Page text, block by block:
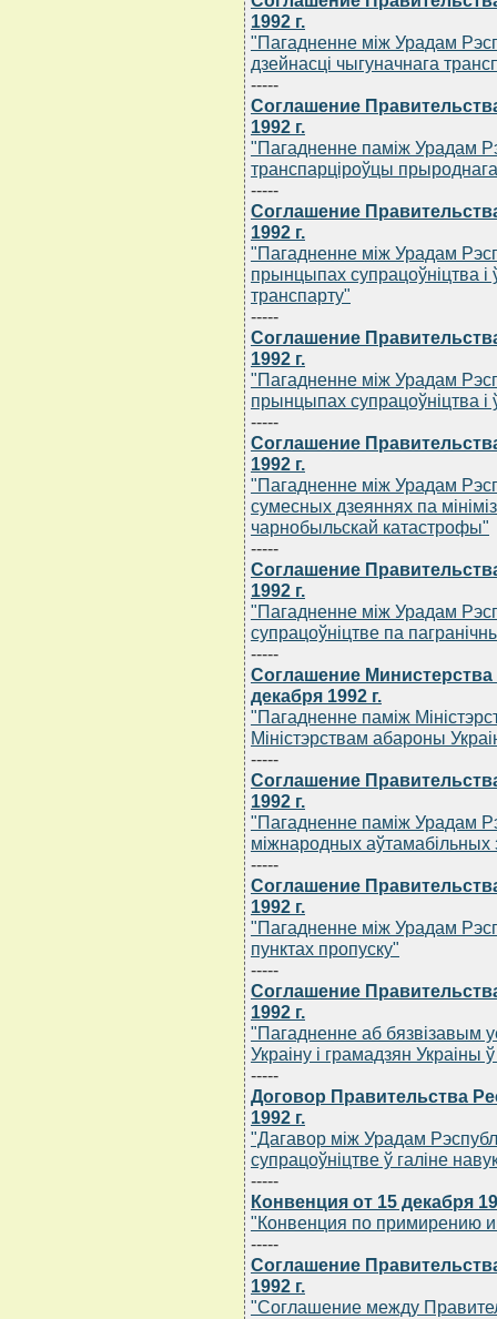
1992 г.
"Пагадненне мiж Урадам
дзейнасцi чыгуначнага
-----
Соглашение
1992 г.
"Пагадненне памiж Урадам
транспарцiроўцы прыроднага
-----
Соглашение
1992 г.
"Пагадненне мiж Урадам
прынцыпах супрацоўнiцтва i
транспарту"
-----
Соглашение
1992 г.
"Пагадненне мiж Урадам
прынцыпах супрацоўнiцтва i
-----
Соглашение
1992 г.
"Пагадненне мiж Урадам
сумесных дзеяннях па
чарнобыльскай катастрофы"
-----
Соглашение
1992 г.
"Пагадненне мiж Урадам
супрацоўнiцтве па
-----
Соглашение
декабря 1992 г.
"Пагадненне памiж
Мiнiстэрствам абароны
-----
Соглашение
1992 г.
"Пагадненне памiж Урадам
мiжнародных аўтамабiльных
-----
Соглашение
1992 г.
"Пагадненне мiж Урадам
пунктах пропуску"
-----
Соглашение
1992 г.
"Пагадненне аб бязвiзавым
Украiну i грамадзян Украiны
-----
Договор Правительства
1992 г.
"Дагавор мiж Урадам
супрацоўнiцтве ў галiне
-----
Конвенция от 15 декабря
"Конвенция по примирению
-----
Соглашение
1992 г.
"Соглашение между